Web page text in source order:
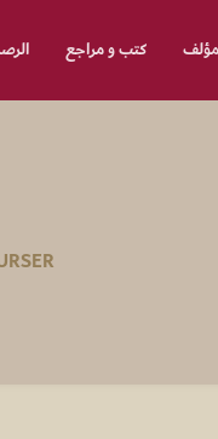
كتب و مراجع